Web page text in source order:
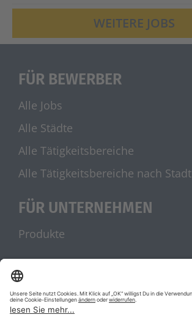
WEITERE JOBS
FÜR BEWERBER
Alle Jobs
Alle Städte
Alle Tätigkeitsbereiche
Alle Tätigkeitsbereiche nach Stadt
FÜR UNTERNEHMEN
Produkte
UNSERE PARTNER
stellenanzeigen.de